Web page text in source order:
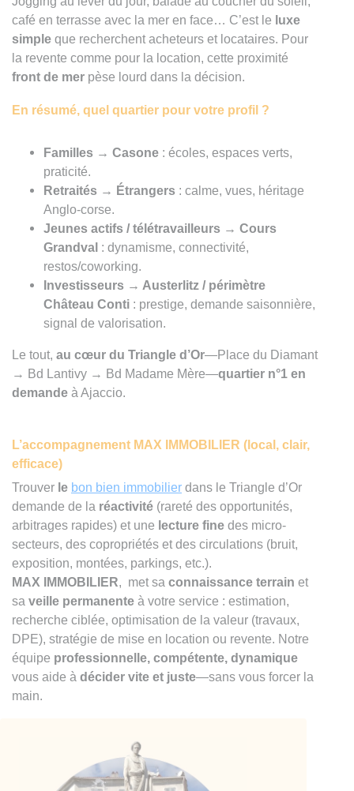
café en terrasse avec la mer en face… C’est le luxe
simple que recherchent acheteurs et locataires. Pour
la revente comme pour la location, cette proximité
front de mer pèse lourd dans la décision.
En résumé, quel quartier pour votre profil ?
Familles → Casone : écoles, espaces verts,
praticité.
Retraités → Étrangers : calme, vues, héritage
Anglo-corse.
Jeunes actifs / télétravailleurs → Cours
Grandval : dynamisme, connectivité,
restos/coworking.
Investisseurs → Austerlitz / périmètre
Château Conti : prestige, demande saisonnière,
signal de valorisation.
Le tout, au cœur du Triangle d’Or—Place du Diamant
→ Bd Lantivy → Bd Madame Mère—quartier n°1 en
demande à Ajaccio.
L’accompagnement MAX IMMOBILIER (local, clair,
efficace)
Trouver le bon bien immobilier dans le Triangle d’Or
demande de la réactivité (rareté des opportunités,
arbitrages rapides) et une lecture fine des micro-
secteurs, des copropriétés et des circulations (bruit,
exposition, montées, parkings, etc.).
MAX IMMOBILIER, met sa connaissance terrain et
sa veille permanente à votre service : estimation,
recherche ciblée, optimisation de la valeur (travaux,
DPE), stratégie de mise en location ou revente. Notre
équipe professionnelle, compétente, dynamique
vous aide à décider vite et juste—sans vous forcer la
main.